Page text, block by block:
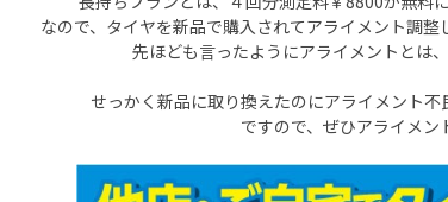
なので、タイヤを新品で購入されてアライメント調
先ほども言ったようにアライメントとは
せっかく新品に取り換えたのにアライメント不
ですので、ぜひアライメン